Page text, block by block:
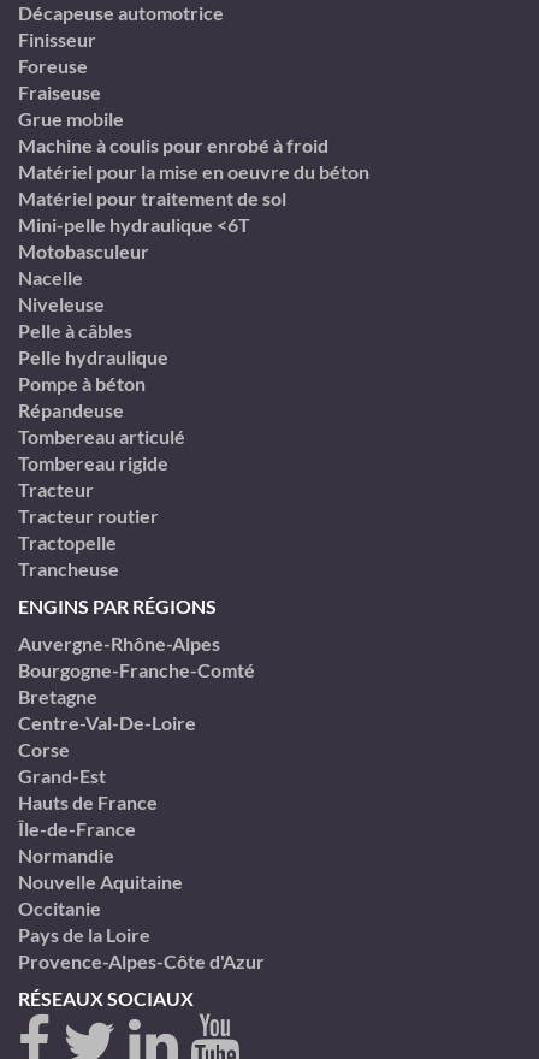
Décapeuse automotrice
Finisseur
Foreuse
Fraiseuse
Grue mobile
Machine à coulis pour enrobé à froid
Matériel pour la mise en oeuvre du béton
Matériel pour traitement de sol
Mini-pelle hydraulique <6T
Motobasculeur
Nacelle
Niveleuse
Pelle à câbles
Pelle hydraulique
Pompe à béton
Répandeuse
Tombereau articulé
Tombereau rigide
Tracteur
Tracteur routier
Tractopelle
Trancheuse
ENGINS PAR RÉGIONS
Auvergne-Rhône-Alpes
Bourgogne-Franche-Comté
Bretagne
Centre-Val-De-Loire
Corse
Grand-Est
Hauts de France
Île-de-France
Normandie
Nouvelle Aquitaine
Occitanie
Pays de la Loire
Provence-Alpes-Côte d'Azur
RÉSEAUX SOCIAUX